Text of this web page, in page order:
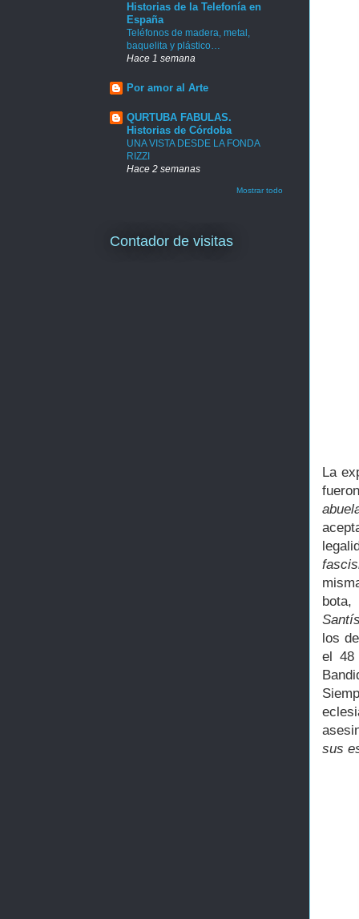
La
los
el 48
sus
Historias de la Telefonía en
España
Teléfonos de madera, metal,
baquelita y plástico…
Hace 1 semana
Por amor al Arte
QURTUBA FABULAS.
Historias de Córdoba
UNA VISTA DESDE LA FONDA
RIZZI
Hace 2 semanas
Mostrar todo
Contador de visitas